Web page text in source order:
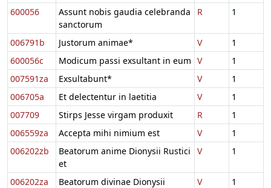
600056
Assunt nobis gaudia celebranda
sanctorum
R 1
006791b Justorum animae* V
1
600056c
Modicum passi exsultant in eum V
1
007591za
Exsultabunt* V
1
006705a
Et delectentur in laetitia V
1
007709
Stirps Jesse virgam produxit R
1
006559za
Accepta mihi nimium est V
1
006202zb
Beatorum anime Dionysii Rustici
et
V 1
006202za Beatorum divinae Dionysii V
1